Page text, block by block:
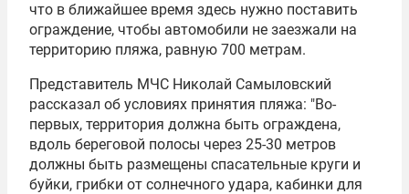
что в ближайшее время здесь нужно поставить
ограждение, чтобы автомобили не заезжали на
территорию пляжа, равную 700 метрам.
Представитель МЧС Николай Самыловский
рассказал об условиях принятия пляжа: "Во-
первых, территория должна быть ограждена,
вдоль береговой полосы через 25-30 метров
должны быть размещены спасательные круги и
буйки, грибки от солнечного удара, кабинки для